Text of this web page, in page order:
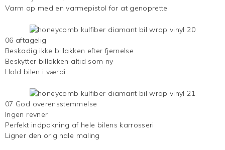
Varm op med en varmepistol for at genoprette
06 aftagelig
Beskadig ikke billakken efter fjernelse
Beskytter billakken altid som ny
Hold bilen i værdi
07 God overensstemmelse
Ingen revner
Perfekt indpakning af hele bilens karrosseri
Ligner den originale maling